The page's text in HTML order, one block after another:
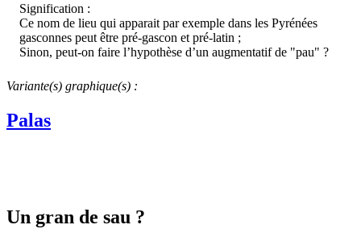
Signification :
Ce nom de lieu qui apparait par exemple dans les Pyrénées
gasconnes peut être pré-gascon et pré-latin ;
Sinon, peut-on faire l’hypothèse d’un augmentatif de "pau" ?
Variante(s) graphique(s) :
Palas
Un gran de sau ?